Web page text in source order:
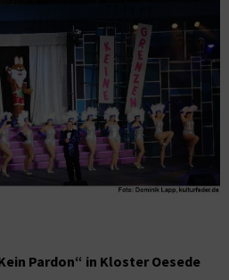
Pardon“ in Kloster Oesede